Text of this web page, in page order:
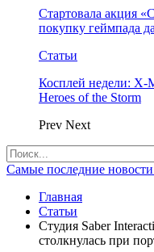
Стартовала акция
покупку геймпада
Статьи
Косплей недели: X-
Heroes of the Storm
Prev Next
Самые последние
Главная
Статьи
Студия Saber
столкнулась при